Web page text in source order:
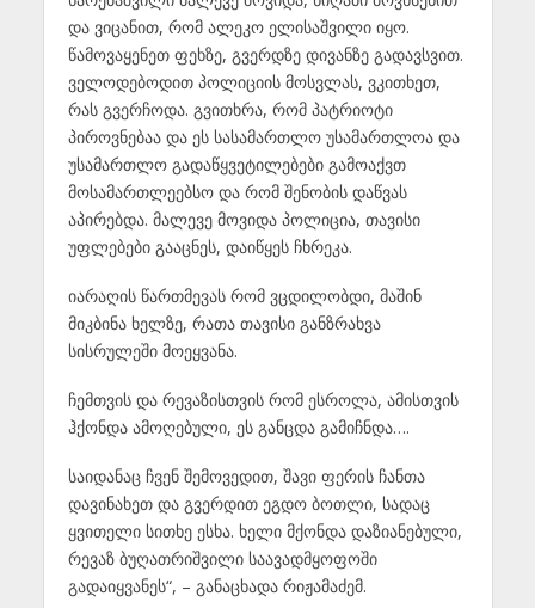
და ვიცანით, რომ ალეკო ელისაშვილი იყო.
წამოვაყენეთ ფეხზე, გვერდზე დივანზე გადავსვით.
ველოდებოდით პოლიციის მოსვლას, ვკითხეთ,
რას გვერჩოდა. გვითხრა, რომ პატრიოტი
პიროვნებაა და ეს სასამართლო უსამართლოა და
უსამართლო გადაწყვეტილებები გამოაქვთ
მოსამართლეებსო და რომ შენობის დაწვას
აპირებდა. მალევე მოვიდა პოლიცია, თავისი
უფლებები გააცნეს, დაიწყეს ჩხრეკა.
იარაღის წართმევას რომ ვცდილობდი, მაშინ
მიკბინა ხელზე, რათა თავისი განზრახვა
სისრულეში მოეყვანა.
ჩემთვის და რევაზისთვის რომ ესროლა, ამისთვის
ჰქონდა ამოღებული, ეს განცდა გამიჩნდა….
საიდანაც ჩვენ შემოვედით, შავი ფერის ჩანთა
დავინახეთ და გვერდით ეგდო ბოთლი, სადაც
ყვითელი სითხე ესხა. ხელი მქონდა დაზიანებული,
რევაზ ბუღათრიშვილი საავადმყოფოში
გადაიყვანეს“, – განაცხადა რიჟამაძემ.